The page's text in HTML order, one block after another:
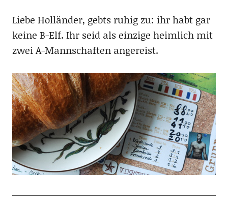
Liebe Holländer, gebts ruhig zu: ihr habt gar
keine B-Elf. Ihr seid als einzige heimlich mit
zwei A-Mannschaften angereist.